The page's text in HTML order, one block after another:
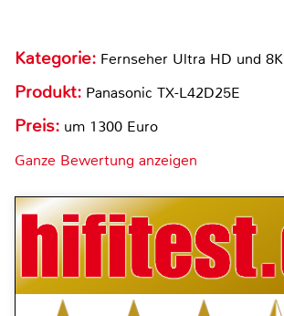
Kategorie: Fernseher Ultra HD und 8K
Produkt: Panasonic TX-L42D25E
Preis: um 1300 Euro
Ganze Bewertung anzeigen